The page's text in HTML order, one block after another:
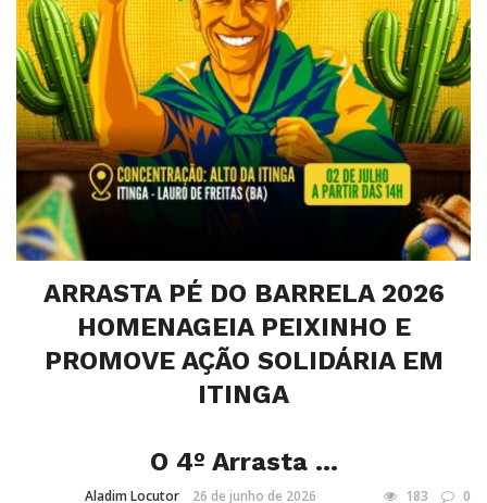
ARRASTA PÉ DO BARRELA 2026
HOMENAGEIA PEIXINHO E
PROMOVE AÇÃO SOLIDÁRIA EM
ITINGA
O 4º Arrasta ...
Aladim Locutor 26 de junho de 2026 183 0